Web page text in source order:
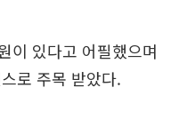
이 있다고 어필했으며
로 주목 받았다.